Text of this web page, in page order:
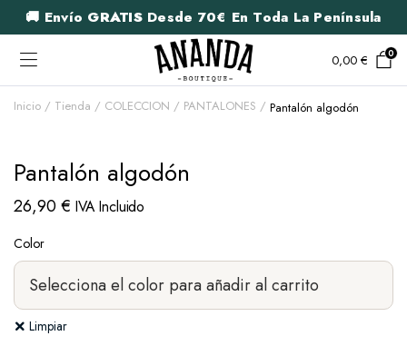
🚚 Envío GRATISDesde 70€ En Toda La Península
0,00 € 0
Inicio Tienda COLECCION PANTALONES Pantalón algodón
Pantalón algodón
26,90€ IVA Incluido
Color
Limpiar